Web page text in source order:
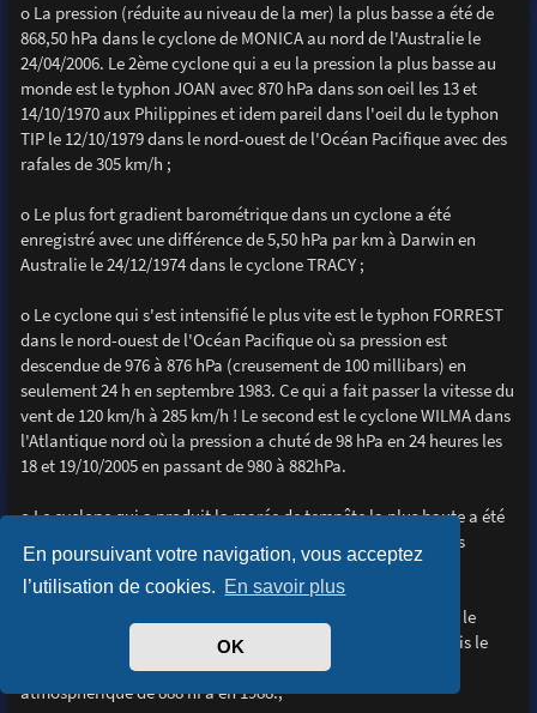
En poursuivant votre navigation, vous acceptez
l’utilisation de cookies. En savoir plus
OK
o La pression (réduite au niveau de la mer) la plus basse a été de
868,50 hPa dans le cyclone de MONICA au nord de l'Australie le
24/04/2006. Le 2ème cyclone qui a eu la pression la plus basse au
monde est le typhon JOAN avec 870 hPa dans son oeil les 13 et
14/10/1970 aux Philippines et idem pareil dans l'oeil du le typhon
TIP le 12/10/1979 dans le nord-ouest de l'Océan Pacifique avec des
rafales de 305 km/h ;
o Le plus fort gradient barométrique dans un cyclone a été
enregistré avec une différence de 5,50 hPa par km à Darwin en
Australie le 24/12/1974 dans le cyclone TRACY ;
o Le cyclone qui s'est intensifié le plus vite est le typhon FORREST
dans le nord-ouest de l'Océan Pacifique où sa pression est
descendue de 976 à 876 hPa (creusement de 100 millibars) en
seulement 24 h en septembre 1983. Ce qui a fait passer la vitesse du
vent de 120 km/h à 285 km/h ! Le second est le cyclone WILMA dans
l'Atlantique nord où la pression a chuté de 98 hPa en 24 heures les
18 et 19/10/2005 en passant de 980 à 882hPa.
o Le cyclone qui a produit la marée de tempête la plus haute a été
BATHURST BAY en Australie, en 1899, en causant des vagues
déferlantes de 13 m ;
o Le record de la vitesse du vent enregistré au sol a été dans le
cyclone WILMA, le 19/10/2005 avec des vents à 330.km/h. Puis le
2ème est le cyclone GILBERT avec 320 km/h et une pression
atmosphèrique de 888 hPa en 1988.;